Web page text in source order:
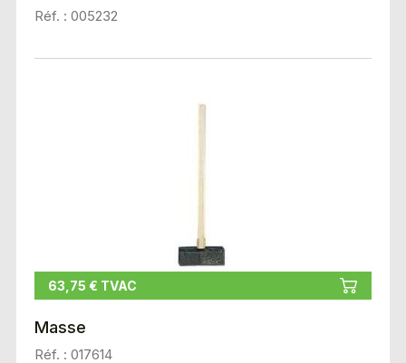
Réf. : 005232
63,75 € TVAC
Masse
Réf. : 017614